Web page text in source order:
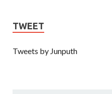
TWEET
Tweets by Junputh